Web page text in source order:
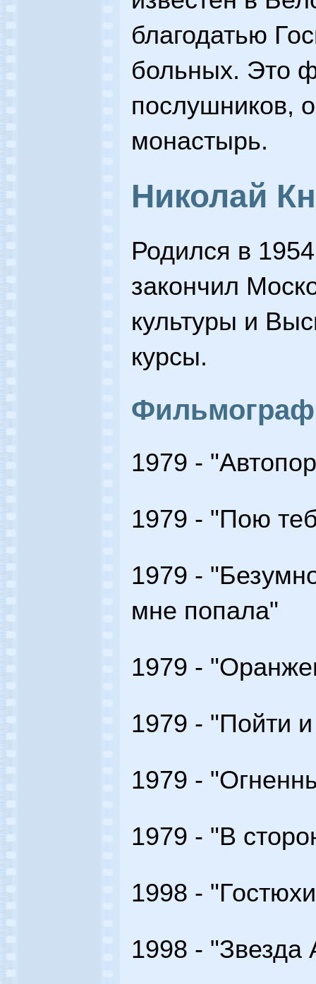
благодатью
больных. Это
послушников,
монастырь.
Николай
Родился в
закончил
культуры и
курсы.
1979 -
1979 - "Пою
1979 -
мне попала"
1979 -
1979 - "Пойти
1979 -
1979 - "В
1998 -
1998 -